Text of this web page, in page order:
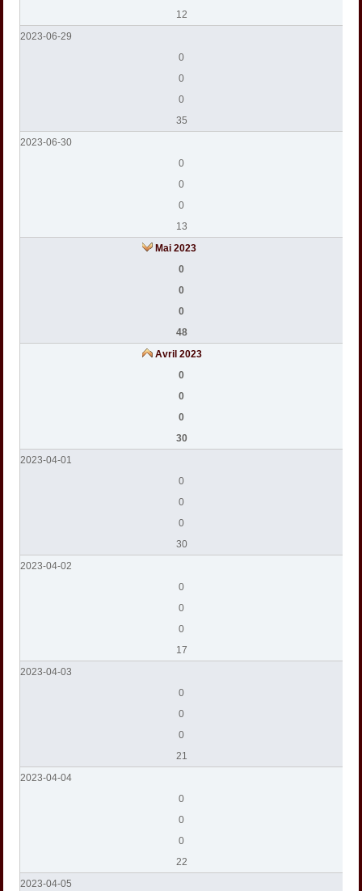
12
2023-06-29
0
0
0
35
2023-06-30
0
0
0
13
Mai 2023
0
0
0
48
Avril 2023
0
0
0
30
2023-04-01
0
0
0
30
2023-04-02
0
0
0
17
2023-04-03
0
0
0
21
2023-04-04
0
0
0
22
2023-04-05